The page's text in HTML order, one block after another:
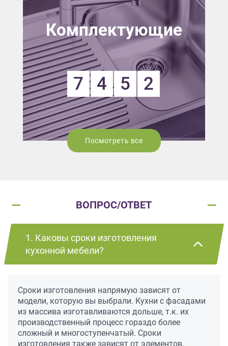
Комплектующие
7 4 5 2
Посмотреть все
ВОПРОС/ОТВЕТ
1. Каковы сроки изготовления
кухонной мебели?
Сроки изготовления напрямую зависят от
модели, которую вы выбрали. Кухни с фасадами
из массива изготавливаются дольше, т.к. их
производственный процесс гораздо более
сложный и многоступенчатый. Сроки
изготовления также зависят от элементов,